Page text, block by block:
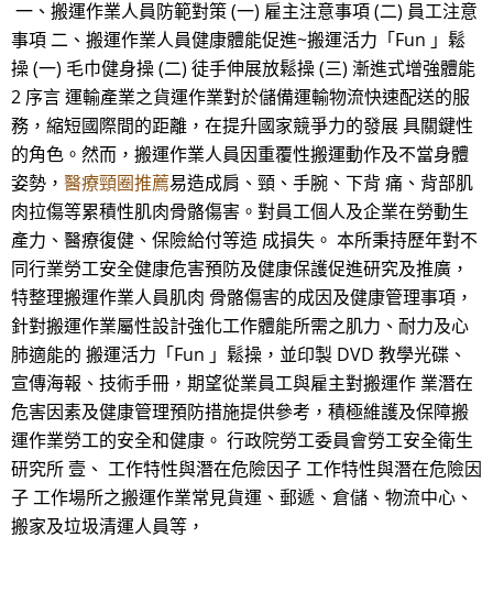
一、搬運作業人員防範對策 (一) 雇主注意事項 (二) 員工注意
事項 二、搬運作業人員健康體能促進~搬運活力「Fun 」鬆
操 (一) 毛巾健身操 (二) 徒手伸展放鬆操 (三) 漸進式增強體能
2 序言 運輸產業之貨運作業對於儲備運輸物流快速配送的服
務，縮短國際間的距離，在提升國家競爭力的發展 具關鍵性
的角色。然而，搬運作業人員因重覆性搬運動作及不當身體
姿勢， 醫療頸圈推薦易造成肩、頸、手腕、下背 痛、背部肌
肉拉傷等累積性肌肉骨骼傷害。對員工個人及企業在勞動生
產力、醫療復健、保險給付等造 成損失。 本所秉持歷年對不
同行業勞工安全健康危害預防及健康保護促進研究及推廣，
特整理搬運作業人員肌肉 骨骼傷害的成因及健康管理事項，
針對搬運作業屬性設計強化工作體能所需之肌力、耐力及心
肺適能的 搬運活力「Fun 」鬆操，並印製 DVD 教學光碟、
宣傳海報、技術手冊，期望從業員工與雇主對搬運作 業潛在
危害因素及健康管理預防措施提供參考，積極維護及保障搬
運作業勞工的安全和健康。 行政院勞工委員會勞工安全衛生
研究所 壹、 工作特性與潛在危險因子 工作特性與潛在危險因
子 工作場所之搬運作業常見貨運、郵遞、倉儲、物流中心、
搬家及垃圾清運人員等，